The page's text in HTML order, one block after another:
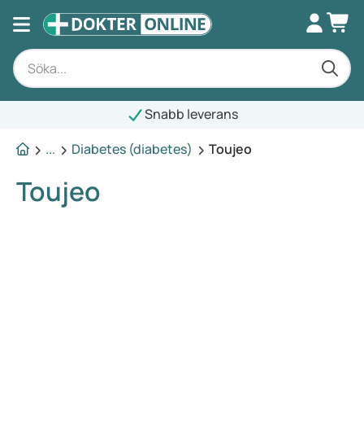
Snabb leverans
...
Diabetes (diabetes) Toujeo
Toujeo